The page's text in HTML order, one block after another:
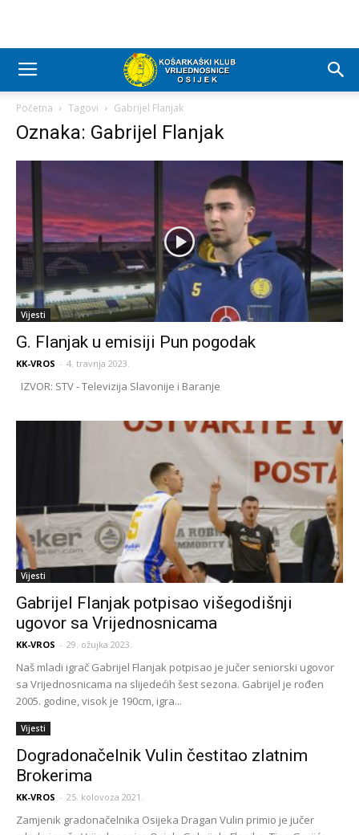
Početna Tagovi Gabrijel Flanjak
Oznaka: Gabrijel Flanjak
Vijesti
G. Flanjak u emisiji Pun pogodak
KK-VROS - 4. travnja 2023.
IZVOR: STV - Televizija Slavonije i Baranje
Vijesti
Gabrijel Flanjak potpisao višegodišnji
ugovor sa Vrijednosnicama
KK-VROS - 29. ožujka 2023.
Naš mladi igrač Gabrijel Flanjak potpisao je jučer seniorski ugovor
sa Vrijednosnicama na slijedećih šest sezona. Gabrijel je rođen
2005. godine, visok je 190cm, igra...
Vijesti
Dogradonačelnik Vulin čestitao zlatnim
Brokerima
KK-VROS - 25. kolovoza 2021.
Zamjenik gradonačelnika Osijeka Dragan Vulin primio je jučer